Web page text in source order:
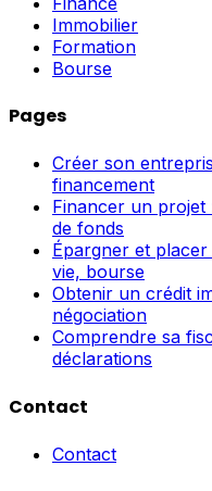
Immobilier
Formation
Bourse
Pages
Créer son
financement
Financer un projet
de fonds
Épargner et
vie, bourse
Obtenir un crédit
négociation
Comprendre sa
déclarations
Contact
Contact